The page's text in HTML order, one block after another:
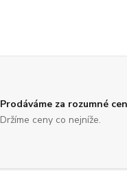
Prodáváme za rozumné
Držíme ceny co nejníže.